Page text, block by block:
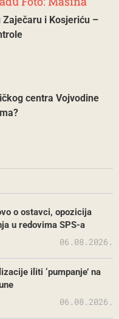
i Kosjeriću –
centra Vojvodine
o ostavci, opozicija
u redovima SPS-a
06.08.2026.
iliti ‘pumpanje’ na
06.08.2026.